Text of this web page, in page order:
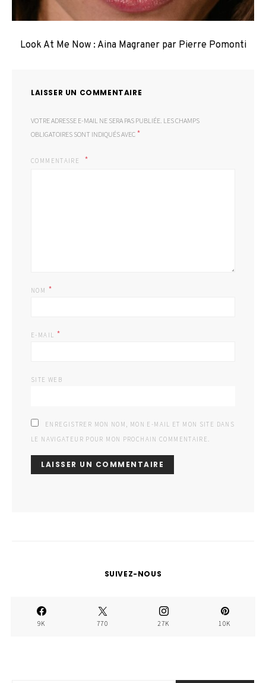
Look At Me Now : Aina Magraner par Pierre Pomonti
LAISSER UN COMMENTAIRE
VOTRE ADRESSE E-MAIL NE SERA PAS PUBLIÉE. LES CHAMPS
OBLIGATOIRES SONT INDIQUÉS AVEC *
COMMENTAIRE
NOM *
E-MAIL *
SITE WEB
ENREGISTRER MON NOM, MON E-MAIL ET MON SITE DANS
LE NAVIGATEUR POUR MON PROCHAIN COMMENTAIRE.
SUIVEZ-NOUS
9K 770 27K 10K